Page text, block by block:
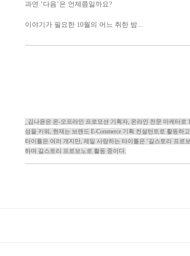
과연 ‘다음’은 언제쯤일까요?
이야기가 필요한 10월의 어느 취한 밤...
_김나윤은 온-오프라인 프로모션 기획자, 온라인 전문 마케터로
성을 키워, 현재는 브랜드 E-Commerce 기획 컨설턴트로 활동하
타이틀은 여러 개지만, 제일 사랑하는 타이틀은 ‘길스토리 프로
하며 길스토리 프로보노로 활동 중이다.